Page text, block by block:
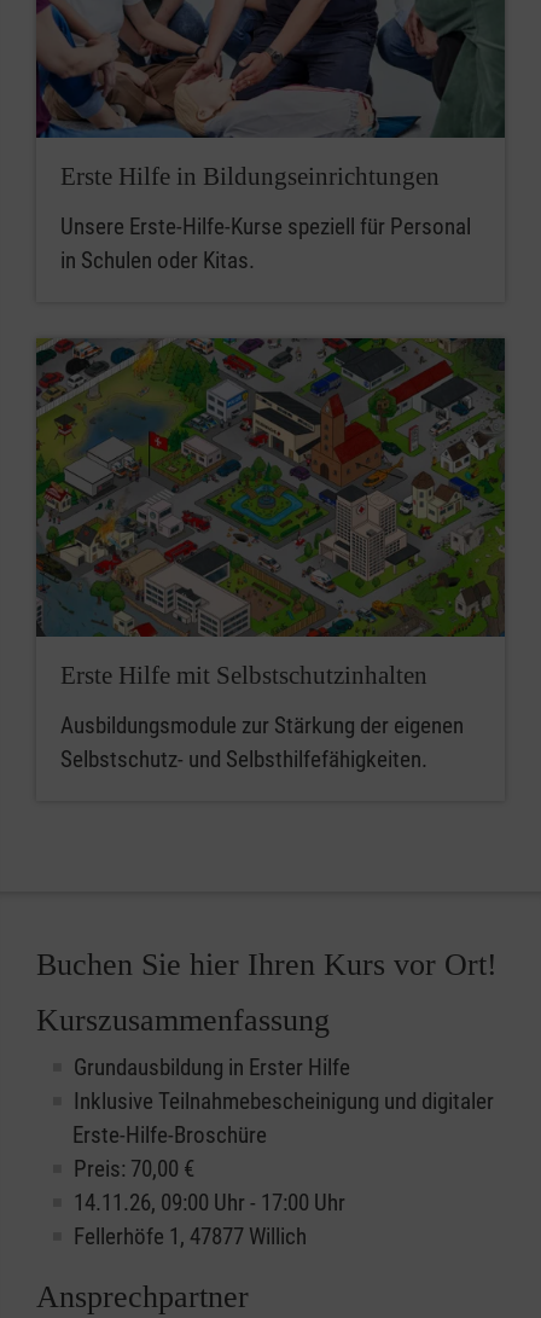
Erste Hilfe in Bildungseinrichtungen
Unsere Erste-Hilfe-Kurse speziell für Personal
in Schulen oder Kitas.
Erste Hilfe mit Selbstschutzinhalten
Ausbildungsmodule zur Stärkung der eigenen
Selbstschutz- und Selbsthilfefähigkeiten.
Buchen Sie hier Ihren Kurs vor Ort!
Kurszusammenfassung
Grundausbildung in Erster Hilfe
Inklusive Teilnahmebescheinigung und digitaler
Erste-Hilfe-Broschüre
Preis: 70,00 €
14.11.26, 09:00 Uhr - 17:00 Uhr
Fellerhöfe 1, 47877 Willich
Ansprechpartner